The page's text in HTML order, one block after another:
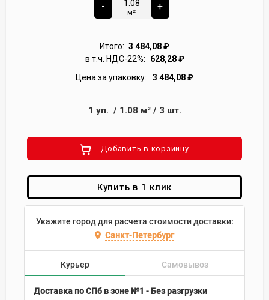
-
м²
+
Итого: 3 484,08₽
в т.ч. НДС-22%:
628,28₽
Цена за упаковку:
3 484,08₽
1 уп. / 1.08 м²/ 3 шт.
Добавить в корзиину
Купить в 1 клик
Укажите город для расчета стоимости доставки:
Санкт-Петербург
Курьер Самовывоз
Доставка по СПб в зоне №1 - Без разгрузки